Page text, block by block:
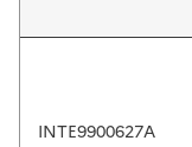
INTE9900627A